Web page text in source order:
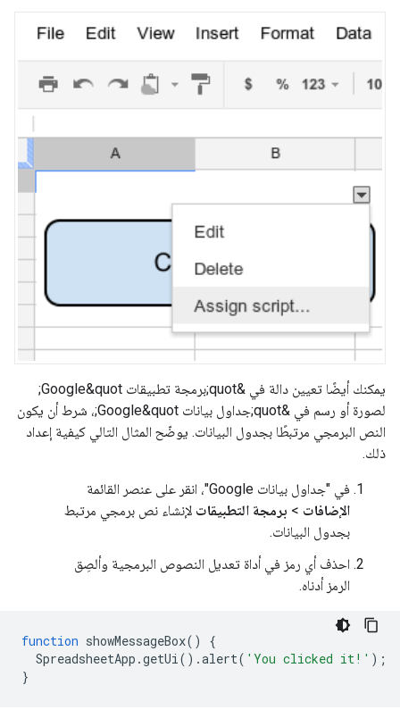
يمكنك أيضًا تعيين دالة في &quot;برمجة تطبيقات Google&quot;
لصورة أو رسم في &quot;جداول بيانات Google&quot;، شرط أن يكون
النص البرمجي مرتبطًا بجدول البيانات. يوضّح المثال التالي كيفية إعداد
ذلك.
في "جداول بيانات Google"، انقر على عنصر القائمة
الإضافات > برمجة التطبيقات لإنشاء نص برمجي مرتبط
بجدول البيانات.
احذف أي رمز في أداة تعديل النصوص البرمجية وألصِق
الرمز أدناه.
function showMessageBox()
{
SpreadsheetApp .getUi().alert( 'You clicked it!' );
}